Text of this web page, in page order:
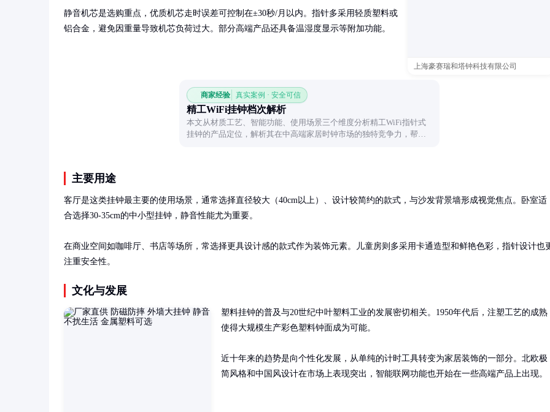
上海豪赛瑞和塔钟科技有限公司
静音机芯是选购重点，优质机芯走时误差可控制在±30秒/月以内。指针多采用轻质塑料或
铝合金，避免因重量导致机芯负荷过大。部分高端产品还具备温湿度显示等附加功能。
商家经验 真实案例 · 安全可信
精工WiFi挂钟档次解析
本文从材质工艺、智能功能、使用场景三个维度分析精工WiFi指针式
挂钟的产品定位，解析其在中高端家居时钟市场的独特竞争力，帮助
主要用途
客厅是这类挂钟最主要的使用场景，通常选择直径较大（40cm以上）、设计较简约的款式，与沙发背景墙形成视觉焦点。卧室适
合选择30-35cm的中小型挂钟，静音性能尤为重要。
在商业空间如咖啡厅、书店等场所，常选择更具设计感的款式作为装饰元素。儿童房则多采用卡通造型和鲜艳色彩，指针设计也
注重安全性。
文化与发展
塑料挂钟的普及与20世纪中叶塑料工业的发展密切相关。1950年代后，注塑工艺的成熟
使得大规模生产彩色塑料钟面成为可能。
近十年来的趋势是向个性化发展，从单纯的计时工具转变为家居装饰的一部分。北欧极
简风格和中国风设计在市场上表现突出，智能联网功能也开始在一些高端产品上出现。